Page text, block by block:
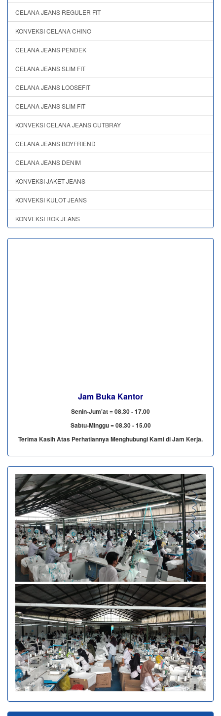
CELANA JEANS REGULER FIT
KONVEKSI CELANA CHINO
CELANA JEANS PENDEK
CELANA JEANS SLIM FIT
CELANA JEANS LOOSEFIT
CELANA JEANS SLIM FIT
KONVEKSI CELANA JEANS CUTBRAY
CELANA JEANS BOYFRIEND
CELANA JEANS DENIM
KONVEKSI JAKET JEANS
KONVEKSI KULOT JEANS
KONVEKSI ROK JEANS
Jam Buka Kantor
Senin-Jum'at = 08.30 - 17.00
Sabtu-Minggu = 08.30 - 15.00
Terima Kasih Atas Perhatiannya Menghubungi Kami di Jam Kerja.